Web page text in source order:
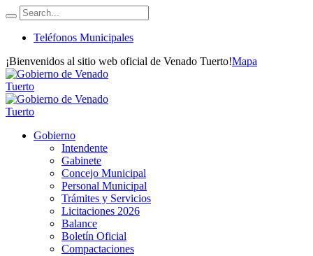
Teléfonos Municipales
¡Bienvenidos al sitio web oficial de Venado Tuerto!Mapa
Gobierno
Intendente
Gabinete
Concejo Municipal
Personal Municipal
Trámites y Servicios
Licitaciones 2026
Balance
Boletín Oficial
Compactaciones